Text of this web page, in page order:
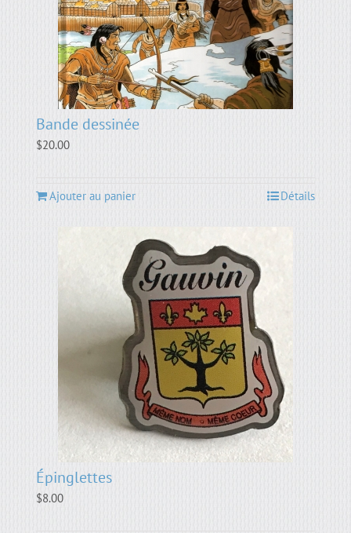
Bande dessinée
$20.00
Ajouter au panier Détails
Épinglettes
$8.00